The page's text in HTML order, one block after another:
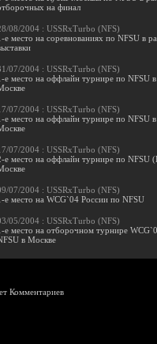
на финал
08/2004 : USSRxTurbo (NFS)
е место на соревнованиях по NFSU в
07/2004 : USSRxTurbo (NFS)
е место на оффлайн турнире по NFSU в
07/2004 : USSRxTurbo (NFS)
е место на оффлайн турнире по NFSU в
07/2004 : USSRxTurbo (NFS)
е место на оффлайн турнире по NFSU
07/2004 : USSRxTurbo (NFS)
е место на WCG`04 России по NFSU
05/2004 : USSRxTurbo (NFS)
е место на отборочном турнире
в Москве
Комментариев